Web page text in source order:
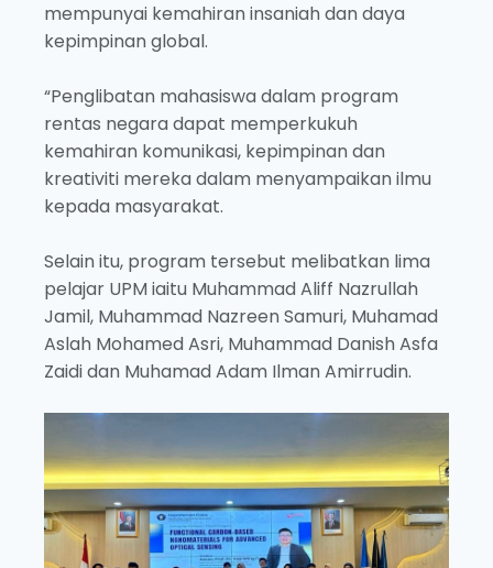
mempunyai kemahiran insaniah dan daya
kepimpinan global.
“Penglibatan mahasiswa dalam program
rentas negara dapat memperkukuh
kemahiran komunikasi, kepimpinan dan
kreativiti mereka dalam menyampaikan ilmu
kepada masyarakat.
Selain itu, program tersebut melibatkan lima
pelajar UPM iaitu Muhammad Aliff Nazrullah
Jamil, Muhammad Nazreen Samuri, Muhamad
Aslah Mohamed Asri, Muhammad Danish Asfa
Zaidi dan Muhamad Adam Ilman Amirrudin.